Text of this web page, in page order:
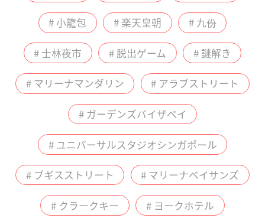
# 小籠包 # 楽天皇朝 # 九份
# 士林夜市 # 脱出ゲーム # 謎解き
# マリーナマンダリン # アラブストリート
# ガーデンズバイザベイ
# ユニバーサルスタジオシンガポール
# ブギスストリート # マリーナベイサンズ
# クラークキー # ヨークホテル